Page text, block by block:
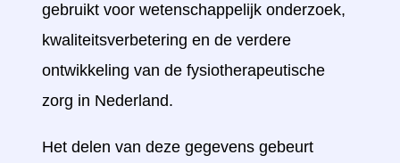
gebruikt voor wetenschappelijk onderzoek,
kwaliteitsverbetering en de verdere
ontwikkeling van de fysiotherapeutische
zorg in Nederland.
Het delen van deze gegevens gebeurt